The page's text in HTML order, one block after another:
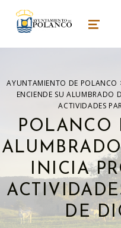
ayuntamiento
AYUNTAMIENTO DE POLANCO MENU
AYUNTAMIENTO DE POLANCO
ENCIENDE SU ALUMBRADO
ACTIVIDADES
POLANCO
INICIA
DE